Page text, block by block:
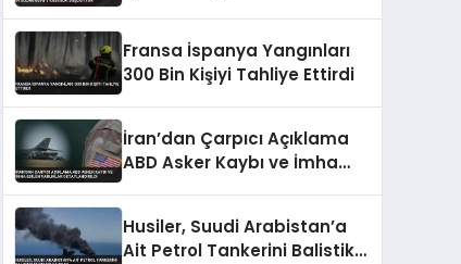
Fransa İspanya Yangınları
300 Bin Kişiyi Tahliye Ettirdi
İran’dan Çarpıcı Açıklama
ABD Asker Kaybı ve İmha
Husiler, Suudi Arabistan’a
Ait Petrol Tankerini Balistik